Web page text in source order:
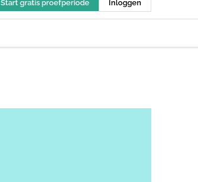
Start gratis proefperiode Inloggen